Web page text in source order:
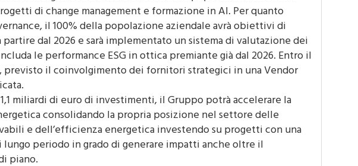
di change management e formazione in AI. Per quanto
il 100% della popolazione aziendale avrà obiettivi di
dal 2026 e sarà implementato un sistema di valutazione dei
le performance ESG in ottica premiante già dal 2026. Entro il
previsto il coinvolgimento dei fornitori strategici in una Vendor
miliardi di euro di investimenti, il Gruppo potrà accelerare la
consolidando la propria posizione nel settore delle
e dell’efficienza energetica investendo su progetti con una
periodo in grado di generare impatti anche oltre il